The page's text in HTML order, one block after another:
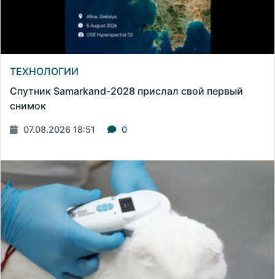
ТЕХНОЛОГИИ
Спутник Samarkand-2028 прислал свой первый
снимок
07.08.2026 18:51 0